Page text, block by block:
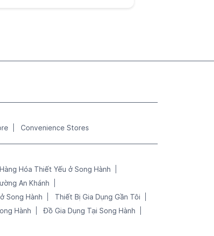
Convenience Stores
Hàng Hóa Thiết Yếu ở Song Hành
An Khánh
Song Hành
Thiết Bị Gia Dụng Gần Tôi
Hành
Đồ Gia Dụng Tại Song Hành